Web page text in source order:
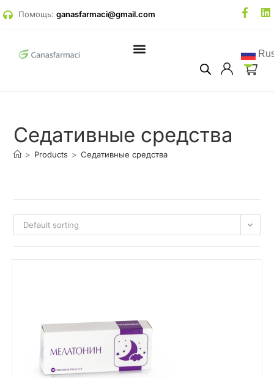
Помощь: ganasfarmaci@gmail.com
0
Седативные средства
> Products > Седативные средства
Default sorting